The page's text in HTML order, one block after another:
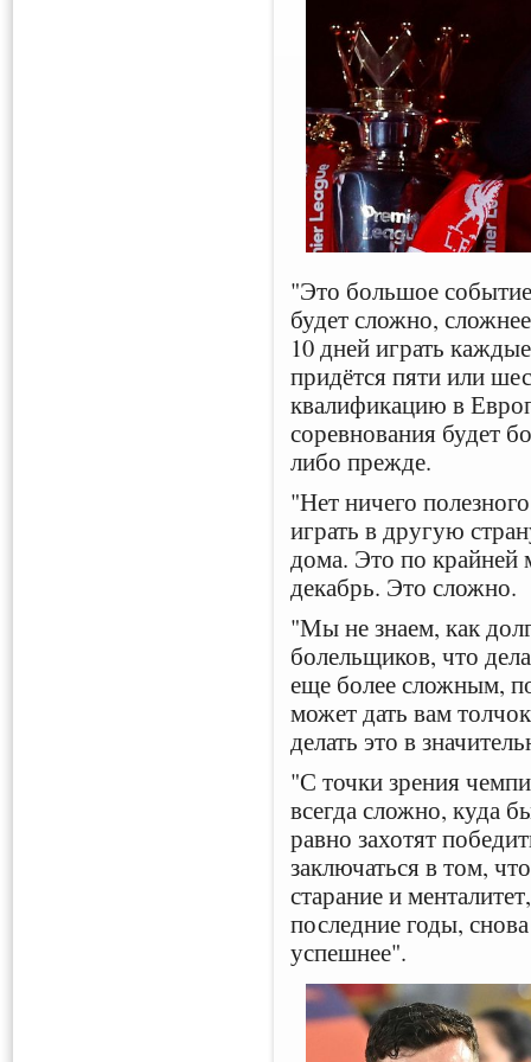
"Это большое
будет сложно,
10 дней играть
придётся пяти или
квалификацию в
соревнования будет
либо прежде.
"Нет ничего
играть в другую
дома. Это по крайней
декабрь. Это сложно.
"Мы не знаем, как
болельщиков, что
еще более сложным,
может дать вам
делать это в
"С точки зрения
всегда сложно, куда
равно захотят
заключаться в том,
старание и
последние годы,
успешнее".